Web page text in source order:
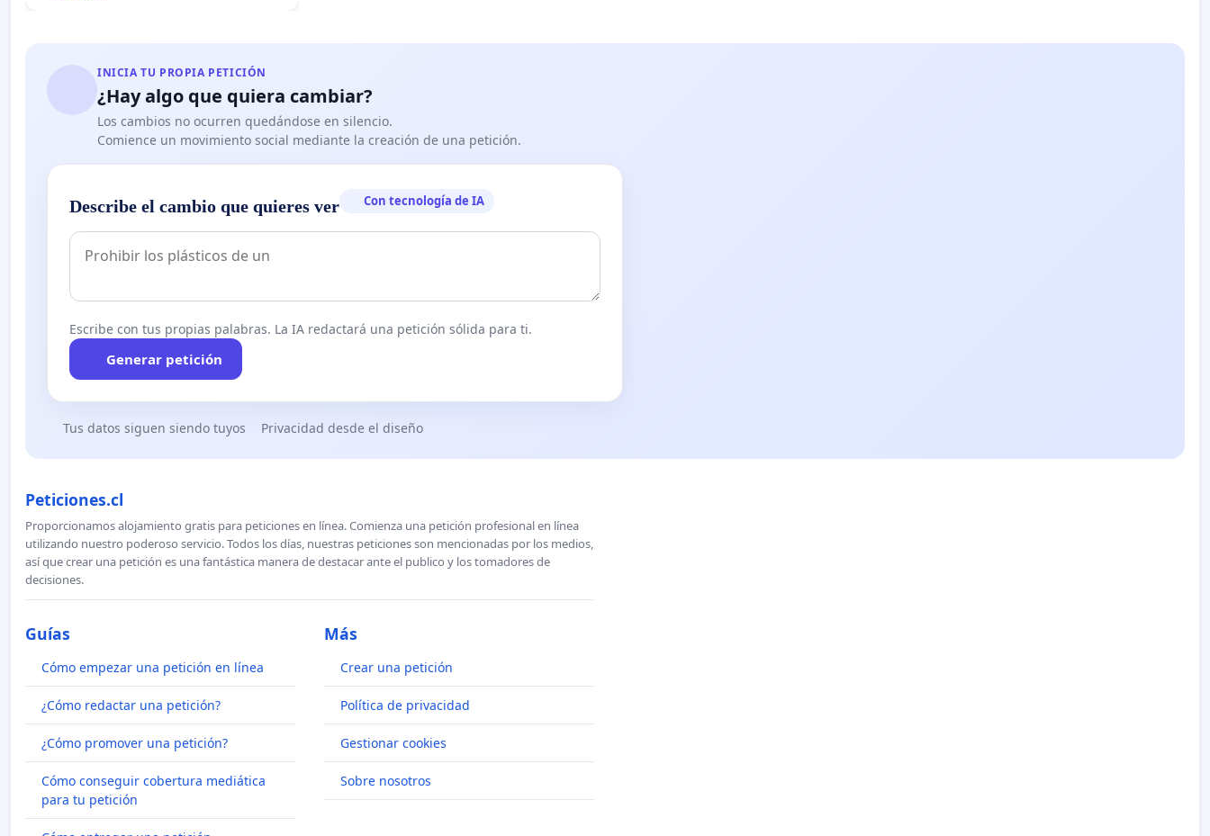
INICIA TU PROPIA PETICIÓN
¿Hay algo que quiera cambiar?
Los cambios no ocurren quedándose en silencio.
Comience un movimiento social mediante la creación de una petición.
Describe el cambio que quieres ver Con tecnología de IA
Escribe con tus propias palabras. La IA redactará una petición sólida para ti.
Generar petición
Tus datos siguen siendo tuyos Privacidad desde el diseño
Peticiones.cl
Proporcionamos alojamiento gratis para peticiones en línea. Comienza una petición profesional en línea
utilizando nuestro poderoso servicio. Todos los días, nuestras peticiones son mencionadas por los medios,
así que crear una petición es una fantástica manera de destacar ante el publico y los tomadores de
decisiones.
Guías
Cómo empezar una petición en línea
¿Cómo redactar una petición?
¿Cómo promover una petición?
Cómo conseguir cobertura mediática
para tu petición
Más
Crear una petición
Política de privacidad
Gestionar cookies
Sobre nosotros